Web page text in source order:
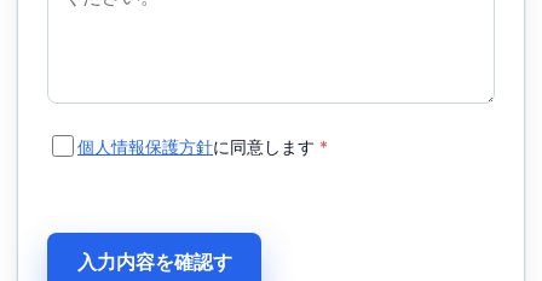
個人情報保護方針に同意します *
入力内容を確認す